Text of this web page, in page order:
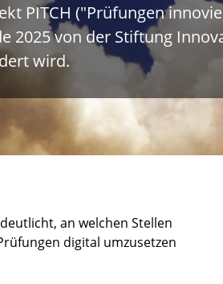
PITCH ("Prüfungen
2025 von der Stiftung
wird.
an welchen Stellen
digital umzusetzen